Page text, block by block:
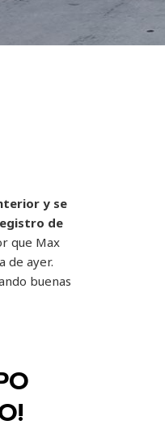
y se
de
que Max
de ayer.
buenas